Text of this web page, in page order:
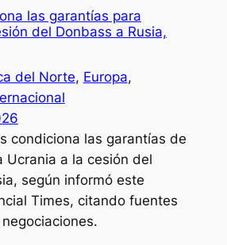
las garantías para
del Donbass a Rusia,
del Norte, Europa
condiciona las garantías de
Ucrania a la cesión del
según informó este
Times, citando fuentes